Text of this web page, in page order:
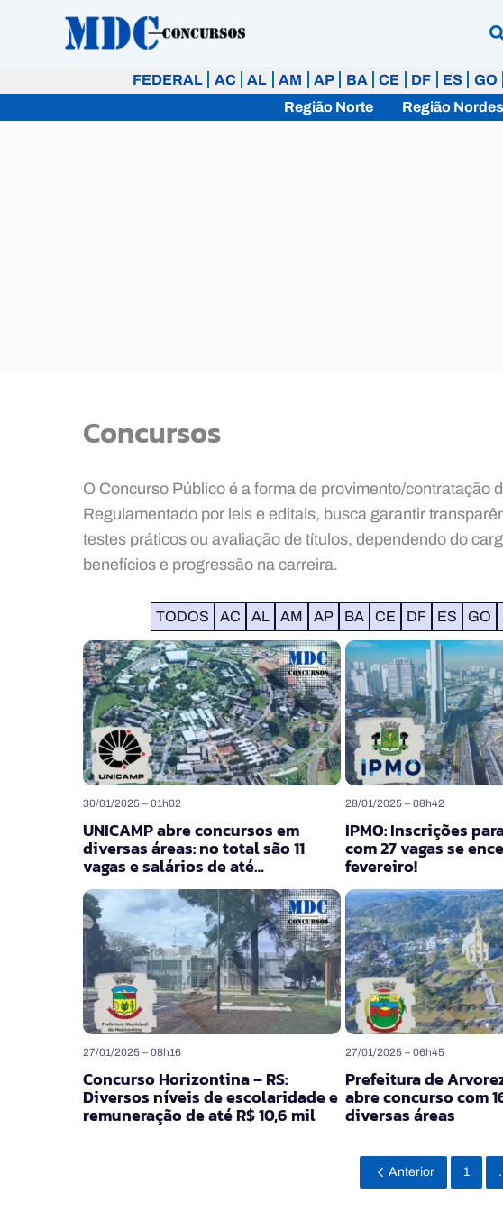
FEDERAL AC AL AM AP BA CE DF ES GO
Região Norte
Região
Concursos
O Concurso Público é a forma de provimento/
Regulamentado por leis e editais, busca garantir
testes práticos ou avaliação de títulos, dependendo do
benefícios e progressão na carreira.
TODOS AC AL AM AP BA CE DF ES GO
30/01/2025 – 01h02
UNICAMP abre concursos em
diversas áreas: no total são 11
vagas e salários de até…
28/01/2025 – 08h42
IPMO: Inscrições
com 27 vagas se
fevereiro!
27/01/2025 – 08h16
Concurso Horizontina – RS:
Diversos níveis de escolaridade e
remuneração de até R$ 10,6 mil
27/01/2025 – 06h45
Prefeitura de
abre concurso com
diversas áreas
Anterior 1